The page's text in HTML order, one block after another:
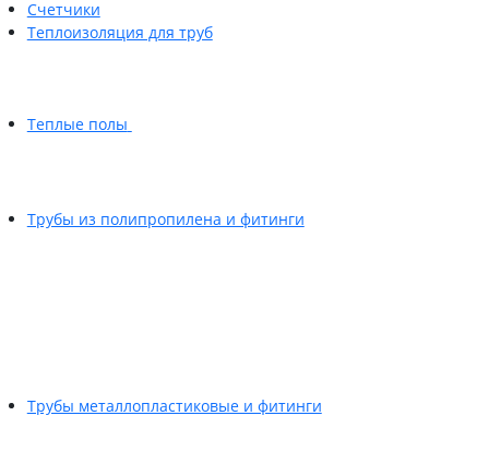
Счетчики
Теплоизоляция для труб
Теплые полы
Трубы из полипропилена и фитинги
Трубы металлопластиковые и фитинги